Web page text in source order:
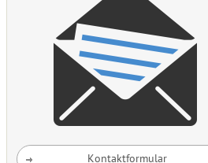
Kontaktformular